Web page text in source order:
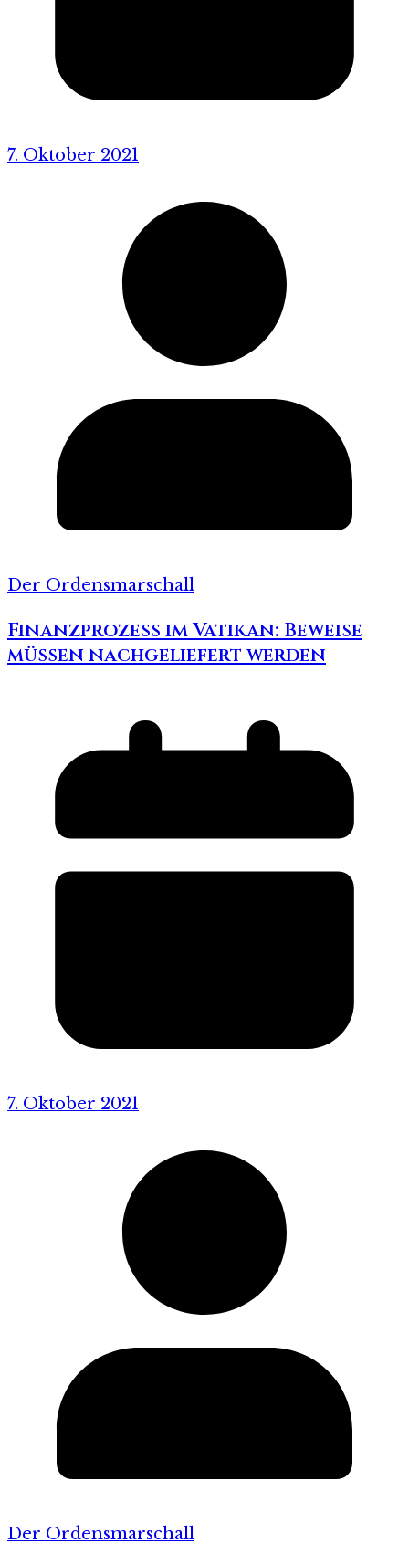
7. Oktober 2021
Der Ordensmarschall
Finanzprozess im Vatikan: Beweise
müssen nachgeliefert werden
7. Oktober 2021
Der Ordensmarschall